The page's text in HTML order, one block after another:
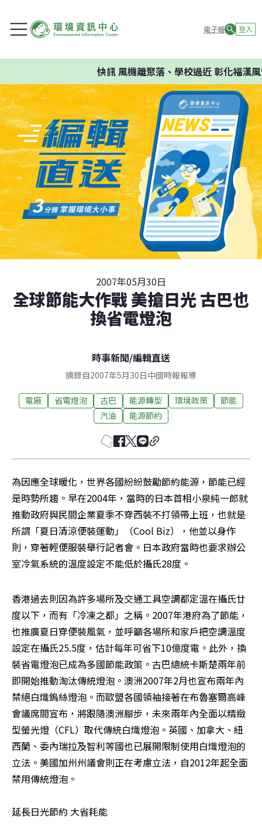
電子報 登入
快訊風機離聚落、學校過近 彰化福漢風
2007年05月30日
全球節能大作戰 美搶日光 古巴也
換省電燈泡
時事新聞/編輯直送
摘錄自2007年5月30日中國時報報導
電廠 省電燈泡 古巴 能源轉型 環境政策
節能
汽油
能源節約
為因應全球暖化，世界各國紛紛鼓勵節約能源，節能已經
是時勢所趨。早在2004年，當時的日本首相小泉純一郎就
推動政府與民間企業夏季不穿西裝不打領帶上班，也就是
所謂「夏日清涼便裝運動」（Cool Biz），他並以身作
則，穿著輕便服裝舉行記者會。日本政府當時也要求辦公
室冷氣系統的溫度設定不能低於攝氏28度。
香港過去則因為許多場所及交通工具空調都定溫在攝氏廿
度以下，而有「冷凍之都」之稱。2007年港府為了節能，
也推廣夏日穿便裝風氣，並呼籲各場所和家戶把空調溫度
設定在攝氏25.5度，估計每年可省下10億度電。此外，換
裝省電燈泡已成為多國節能政策。古巴總統卡斯楚兩年前
即開始推動淘汰傳統燈泡。澳洲2007年2月也宣布兩年內
禁絕白熾鎢絲燈泡。而歐盟各國領袖接著在布魯塞爾高峰
會議席間宣布，將跟隨澳洲腳步，未來兩年內全面以精緻
型螢光燈（CFL）取代傳統白熾燈泡。英國、加拿大、紐
西蘭、委內瑞拉及智利等國也已展開限制使用白熾燈泡的
立法。美國加州州議會則正在考慮立法，自2012年起全面
禁用傳統燈泡。
延長日光節約 大省耗能